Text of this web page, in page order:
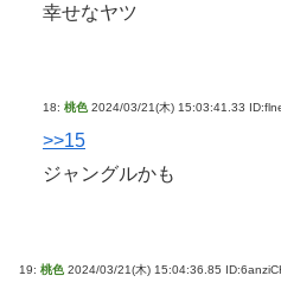
幸せなヤツ
18: 桃色 2024/03/21(木) 15:03:41.33
>>15
ジャングルかも
19: 桃色 2024/03/21(木) 15:04:36.85